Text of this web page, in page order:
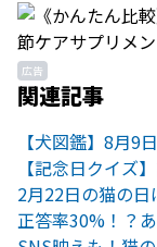
広告
関連記事
【記念日クイズ